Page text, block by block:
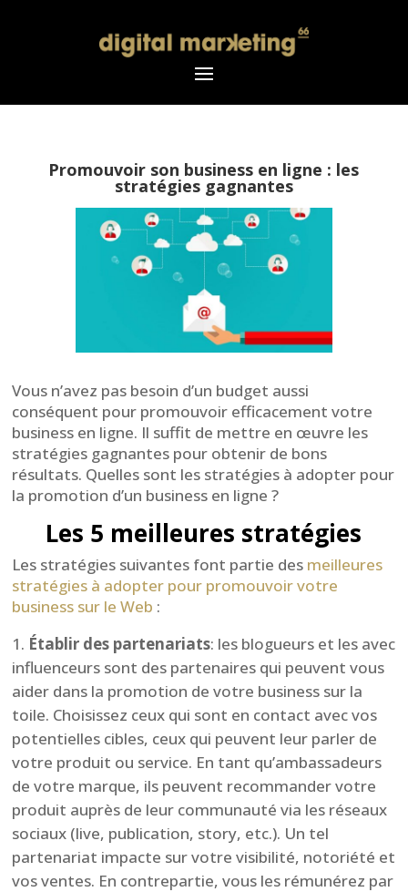
Promouvoir son business en ligne : les
stratégies gagnantes
Vous n’avez pas besoin d’un budget aussi
conséquent pour promouvoir efficacement votre
business en ligne. Il suffit de mettre en œuvre les
stratégies gagnantes pour obtenir de bons
résultats. Quelles sont les stratégies à adopter pour
la promotion d’un business en ligne ?
Les 5 meilleures stratégies
Les stratégies suivantes font partie des meilleures
stratégies à adopter pour promouvoir votre
business sur le Web :
Établir des partenariats: les blogueurs et les avec
influenceurs sont des partenaires qui peuvent vous
aider dans la promotion de votre business sur la
toile. Choisissez ceux qui sont en contact avec vos
potentielles cibles, ceux qui peuvent leur parler de
votre produit ou service. En tant qu’ambassadeurs
de votre marque, ils peuvent recommander votre
produit auprès de leur communauté via les réseaux
sociaux (live, publication, story, etc.). Un tel
partenariat impacte sur votre visibilité, notoriété et
vos ventes. En contrepartie, vous les rémunérez par